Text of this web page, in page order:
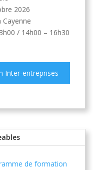
2026
Cayenne
/ 14h00 – 16h30
Inter-entreprises
de formation